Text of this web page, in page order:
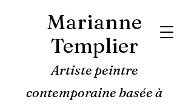
Marianne
Templier
Artiste peintre
contemporaine basée à